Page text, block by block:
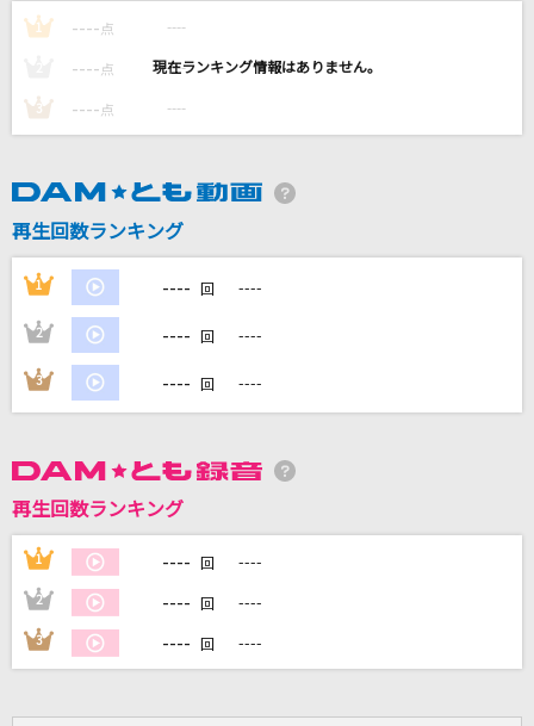
Forever for you
わたがし
BUMP OF CHICKEN
カラオケ最新情報をチェック！
1 ---- 点 ----
---- 点 ----
3 ---- 点 ----
再生回数ランキング
1 ---- 回 ----
2 ---- 回 ----
3 ---- 回 ----
再生回数ランキング
1 ---- 回 ----
2 ---- 回 ----
3 ---- 回 ----